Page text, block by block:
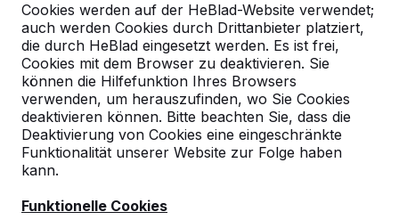
Cookies werden auf der HeBlad-Website verwendet;
auch werden Cookies durch Drittanbieter platziert,
die durch HeBlad eingesetzt werden. Es ist frei,
Cookies mit dem Browser zu deaktivieren. Sie
können die Hilfefunktion Ihres Browsers
verwenden, um herauszufinden, wo Sie Cookies
deaktivieren können. Bitte beachten Sie, dass die
Deaktivierung von Cookies eine eingeschränkte
Funktionalität unserer Website zur Folge haben
kann.
Funktionelle Cookies
Häufig gestellte Fragen
Hier finden Sie einige der Fragen, die häufig gestellt
werden. Ihre Frage ist nicht dabei? Dann nehmen Sie
ruhig Kontakt mit uns auf.